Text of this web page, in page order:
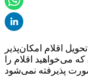
اقلام امکان‌پذیر
می‌خواهید اقلام را